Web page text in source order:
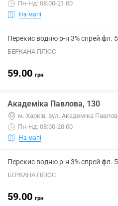
Пн-Нд: 08:00-21:00
На мапі
Перекис водню р-н 3% спрей фл.
БЕРКАНА ПЛЮС
59.00 грн
Академіка Павлова, 130
м. Харків, вул. Академіка
Пн-Нд: 08:00-20:00
На мапі
Перекис водню р-н 3% спрей фл.
БЕРКАНА ПЛЮС
59.00 грн